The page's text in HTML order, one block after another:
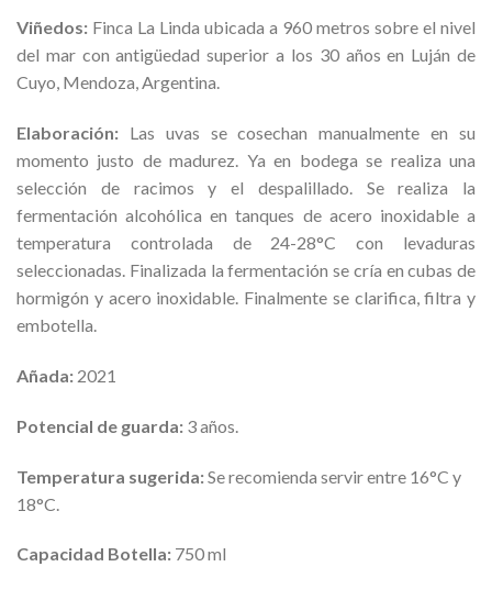
Viñedos: Finca La Linda ubicada a 960 metros sobre el nivel
del mar con antigüedad superior a los 30 años en Luján de
Cuyo, Mendoza, Argentina.
Elaboración: Las uvas se cosechan manualmente en su
momento justo de madurez. Ya en bodega se realiza una
selección de racimos y el despalillado. Se realiza la
fermentación alcohólica en tanques de acero inoxidable a
temperatura controlada de 24-28°C con levaduras
seleccionadas. Finalizada la fermentación se cría en cubas de
hormigón y acero inoxidable. Finalmente se clarifica, filtra y
embotella.
Añada: 2021
Potencial de guarda: 3 años.
Temperatura sugerida:Se recomienda servir entre 16°C y
18°C.
Capacidad Botella: 750 ml